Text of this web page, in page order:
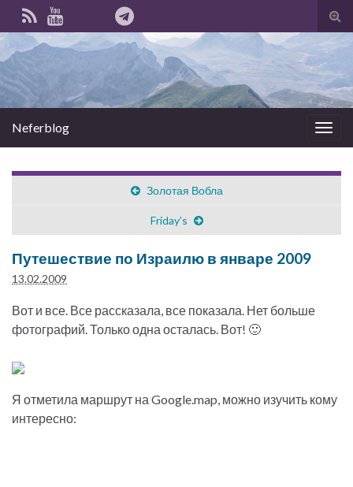
Вкл/
выкл
Neferblog
Золотая Вобла
Friday’s
Путешествие по Израилю в январе 2009
13.02.2009
Вот и все. Все рассказала, все показала. Нет больше
фотографий. Только одна осталась. Вот! 🙂
Я отметила маршрут на Google.map, можно изучить кому
интересно: